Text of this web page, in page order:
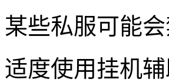
某些私服可能
适度使用挂机